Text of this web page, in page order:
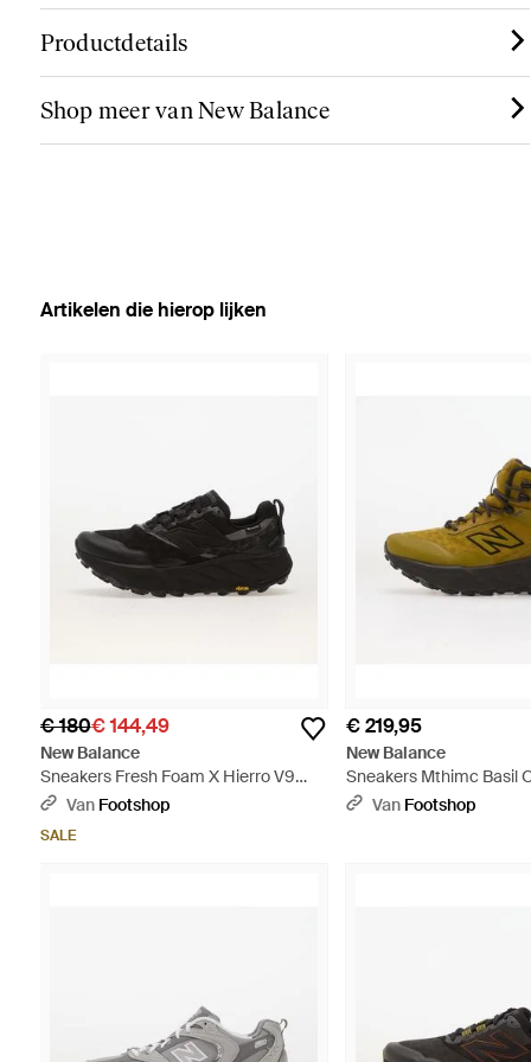
Productdetails
Shop meer van New Balance
Artikelen die hierop lijken
€ 180€ 144,49
New Balance
Sneakers Fresh Foam X Hierro V9
Gore-Tex Eur - Zwart
Van Footshop
SALE
€ 219,95
New Balance
Sneakers Mthimc Basil
Eur - Groen
Van Footshop